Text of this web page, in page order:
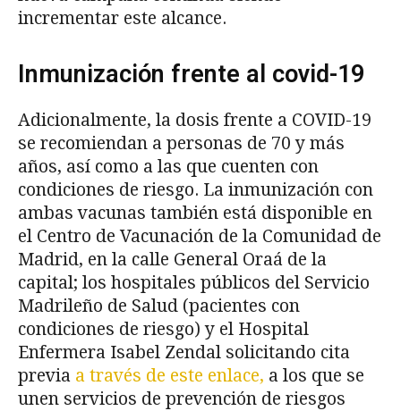
incrementar este alcance.
Inmunización frente al covid-19
Adicionalmente, la dosis frente a COVID-19
se recomiendan a personas de 70 y más
años, así como a las que cuenten con
condiciones de riesgo. La inmunización con
ambas vacunas también está disponible en
el Centro de Vacunación de la Comunidad de
Madrid, en la calle General Oraá de la
capital; los hospitales públicos del Servicio
Madrileño de Salud (pacientes con
condiciones de riesgo) y el Hospital
Enfermera Isabel Zendal solicitando cita
previa a través de este enlace, a los que se
unen servicios de prevención de riesgos